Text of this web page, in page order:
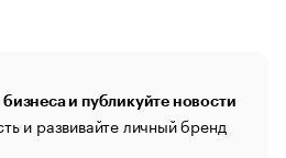
и публикуйте новости
и развивайте личный бренд